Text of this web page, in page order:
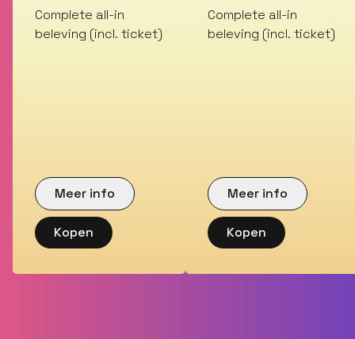
Complete all-in
beleving (incl. ticket)
Meer info
Kopen
Complete all-in
beleving (incl. ticket)
Meer info
Kopen